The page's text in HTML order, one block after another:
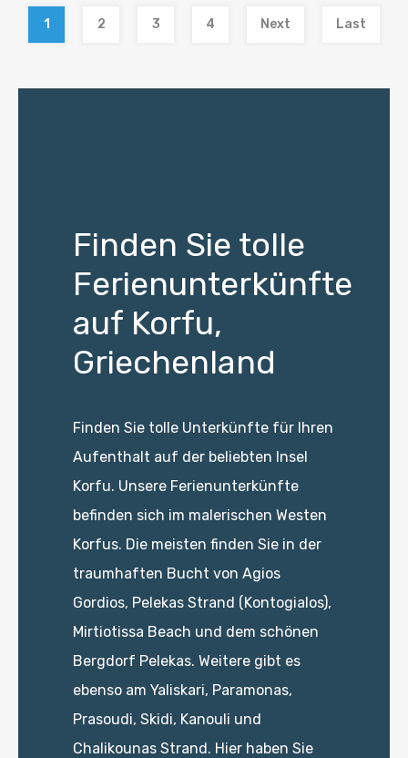
1 2 3 4 Next Last
Finden Sie tolle
Ferienunterkünfte
auf Korfu,
Griechenland
Finden Sie tolle Unterkünfte für Ihren
Aufenthalt auf der beliebten Insel
Korfu. Unsere Ferienunterkünfte
befinden sich im malerischen Westen
Korfus. Die meisten finden Sie in der
traumhaften Bucht von Agios
Gordios, Pelekas Strand (Kontogialos),
Mirtiotissa Beach und dem schönen
Bergdorf Pelekas. Weitere gibt es
ebenso am Yaliskari, Paramonas,
Prasoudi, Skidi, Kanouli und
Chalikounas Strand. Hier haben Sie